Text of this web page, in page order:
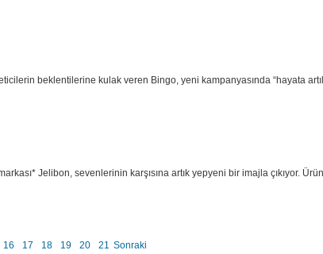
beklentilerine kulak veren Bingo, yeni kampanyasında “hayata
Jelibon, sevenlerinin karşısına artık yepyeni bir imajla çıkıyor.
16 17 18 19 20 21 Sonraki